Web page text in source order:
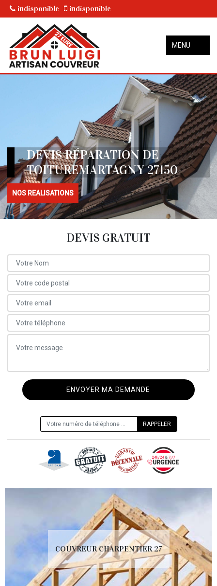
indisponible indisponible
MENU
DEVIS RÉPARATION DE
TOITUREMARTAGNY 27150
NOS REALISATIONS
DEVIS GRATUIT
COUVREUR CHARPENTIER 27